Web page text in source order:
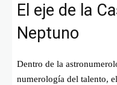
El eje de la
Neptuno
Dentro de la
numerología del talento, el